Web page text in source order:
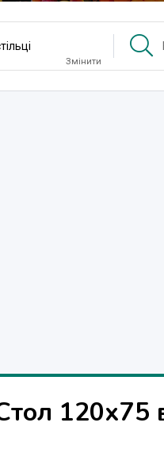
Змінити
120х75